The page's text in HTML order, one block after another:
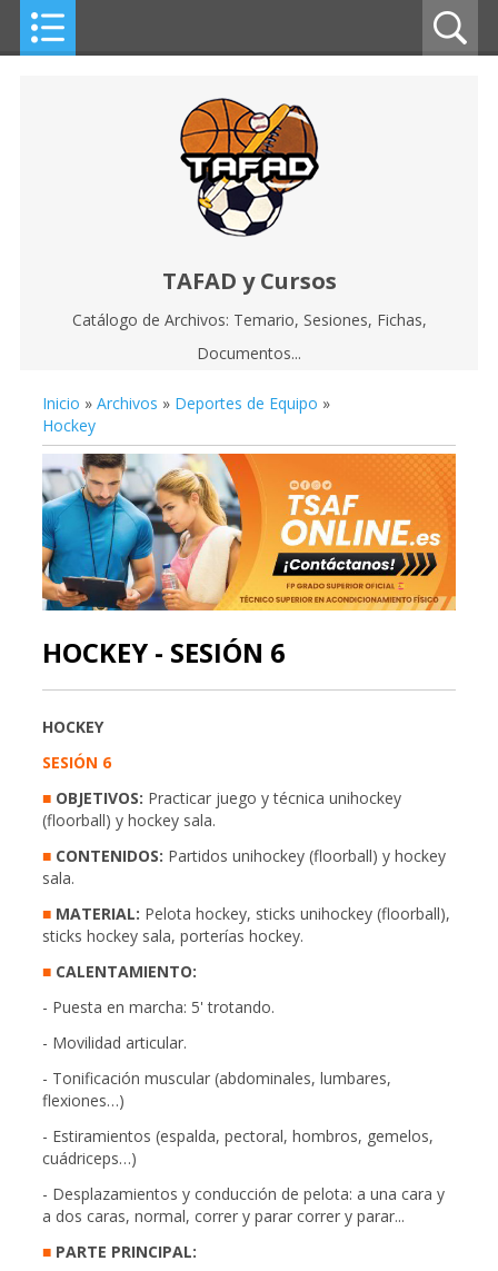
TAFAD y Cursos
Catálogo de Archivos: Temario, Sesiones, Fichas,
Documentos...
Inicio » Archivos » Deportes de Equipo »
Hockey
HOCKEY - SESIÓN 6
HOCKEY
SESIÓN 6
■ OBJETIVOS: Practicar juego y técnica unihockey
(floorball) y hockey sala.
■ CONTENIDOS: Partidos unihockey (floorball) y hockey
sala.
■ MATERIAL: Pelota hockey, sticks unihockey (floorball),
sticks hockey sala, porterías hockey.
■ CALENTAMIENTO:
- Puesta en marcha: 5' trotando.
- Movilidad articular.
- Tonificación muscular (abdominales, lumbares,
flexiones…)
- Estiramientos (espalda, pectoral, hombros, gemelos,
cuádriceps…)
- Desplazamientos y conducción de pelota: a una cara y
a dos caras, normal, correr y parar correr y parar...
■ PARTE PRINCIPAL: